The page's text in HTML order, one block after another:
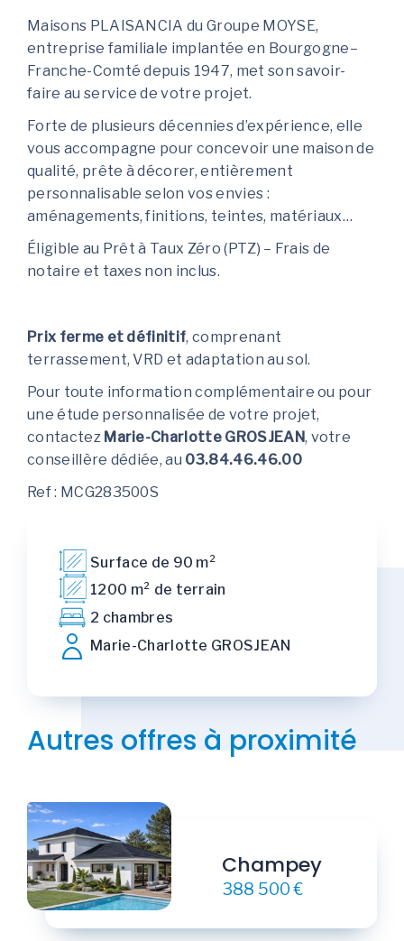
Maisons PLAISANCIA du Groupe MOYSE,
entreprise familiale implantée en Bourgogne–
Franche-Comté depuis 1947, met son savoir-
faire au service de votre projet.
Forte de plusieurs décennies d’expérience, elle
vous accompagne pour concevoir une maison de
qualité, prête à décorer, entièrement
personnalisable selon vos envies :
aménagements, finitions, teintes, matériaux…
Éligible au Prêt à Taux Zéro (PTZ) – Frais de
notaire et taxes non inclus.
Prix ferme et définitif, comprenant
terrassement, VRD et adaptation au sol.
Pour toute information complémentaire ou pour
une étude personnalisée de votre projet,
contactez Marie-Charlotte GROSJEAN, votre
conseillère dédiée, au 03.84.46.46.00
Ref : MCG283500S
Surface de 90 m²
1200 m² de terrain
2 chambres
Marie-Charlotte GROSJEAN
Autres offres à proximité
Champey
388 500 €